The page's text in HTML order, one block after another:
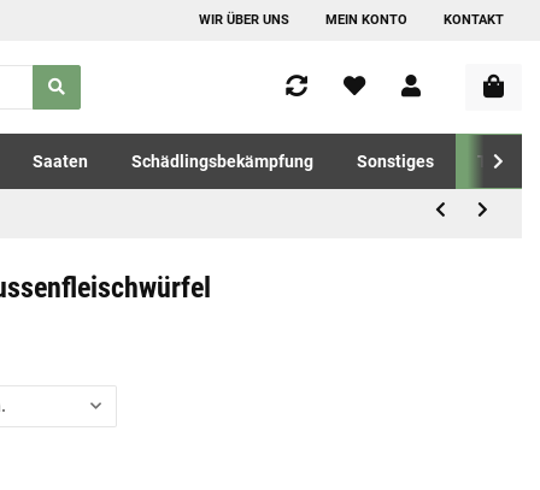
WIR ÜBER UNS MEIN KONTO KONTAKT
Saaten Schädlingsbekämpfung Sonstiges